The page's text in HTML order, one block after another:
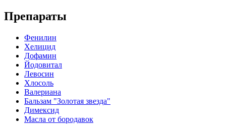
Препараты
Фенилин
Хелицид
Дофамин
Йодовитал
Левосин
Хлосоль
Валериана
Бальзам "Золотая звезда"
Димексид
Масла от бородавок